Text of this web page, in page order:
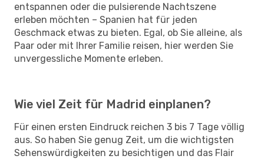
entspannen oder die pulsierende Nachtszene
erleben möchten – Spanien hat für jeden
Geschmack etwas zu bieten. Egal, ob Sie alleine, als
Paar oder mit Ihrer Familie reisen, hier werden Sie
unvergessliche Momente erleben.
Wie viel Zeit für Madrid einplanen?
Für einen ersten Eindruck reichen 3 bis 7 Tage völlig
aus. So haben Sie genug Zeit, um die wichtigsten
Sehenswürdigkeiten zu besichtigen und das Flair